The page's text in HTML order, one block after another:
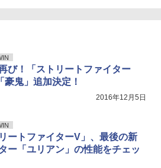
び！「ストリートファイター
豪鬼」追加決定！
2016年12月5日
リートファイターV」、最後の新
ー「ユリアン」の性能をチェッ